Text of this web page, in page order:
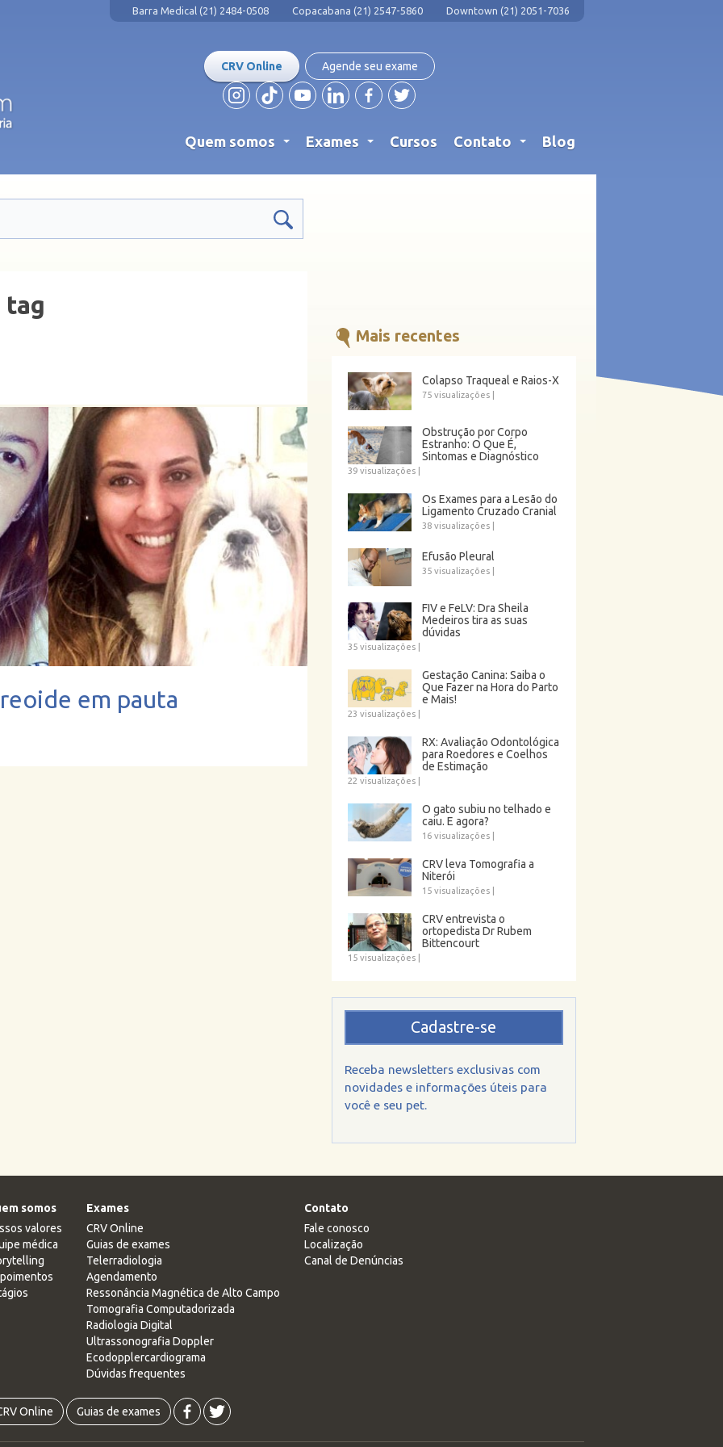
Barra Medical (21) 2484-0508 Copacabana (21) 2547-5860 Downtown (21) 2051-7036
CRV Online Agende seu exame
Quem somos Exames Cursos Contato Blog
tag
em pauta
Mais recentes
Colapso Traqueal e Raios-X
75 visualizações|
Obstrução por Corpo
Estranho: O Que É,
Sintomas e Diagnóstico
39 visualizações|
Os Exames para a Lesão do
Ligamento Cruzado Cranial
38 visualizações|
Efusão Pleural
35 visualizações|
FIV e FeLV: Dra Sheila
Medeiros tira as suas
dúvidas
35 visualizações|
Gestação Canina: Saiba o
Que Fazer na Hora do Parto
e Mais!
23 visualizações|
RX: Avaliação Odontológica
para Roedores e Coelhos
de Estimação
22 visualizações|
O gato subiu no telhado e
caiu. E agora?
16 visualizações|
CRV leva Tomografia a
Niterói
15 visualizações|
CRV entrevista o
ortopedista Dr Rubem
Bittencourt
15 visualizações|
Cadastre-se
Receba newsletters exclusivas com
novidades e informações úteis para
você e seu pet.
somos
valores
médica
Exames
CRV Online
Guias de exames
Telerradiologia
Agendamento
Ressonância Magnética de Alto Campo
Tomografia Computadorizada
Radiologia Digital
Ultrassonografia Doppler
Ecodopplercardiograma
Dúvidas frequentes
Contato
Fale conosco
Localização
Canal de Denúncias
Online Guias de exames